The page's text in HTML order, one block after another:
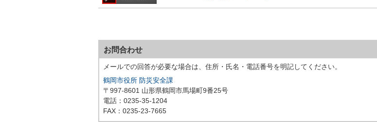
お問合わせ
メールでの回答が必要な場合は、住所・氏名・電話番号を明記してください。
鶴岡市役所 防災安全課
〒997-8601 山形県鶴岡市馬場町9番25号
電話：0235-35-1204
FAX：0235-23-7665